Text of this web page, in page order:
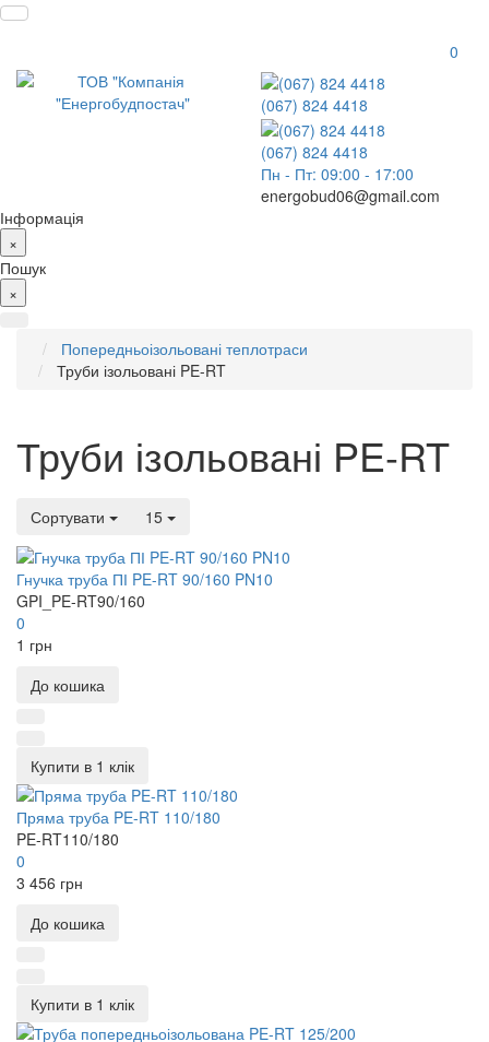
0
(067) 824 4418
(067) 824 4418
Пн - Пт: 09:00 - 17:00
energobud06@gmail.com
Інформація
×
Пошук
×
Попередньоізольовані теплотраси
Труби ізольовані PE-RT
Труби ізольовані PE-RT
Сортувати 15
Гнучка труба ПІ PE-RT 90/160 PN10
GPI_PE-RT90/160
0
1 грн
До кошика
Купити в 1 клік
Пряма труба PE-RT 110/180
PE-RT110/180
0
3 456 грн
До кошика
Купити в 1 клік